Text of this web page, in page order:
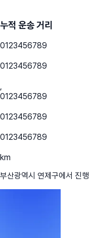
누적 운송 거리
0123456789
0123456789
,
0123456789
0123456789
0123456789
km
부산광역시 연제구에서 진